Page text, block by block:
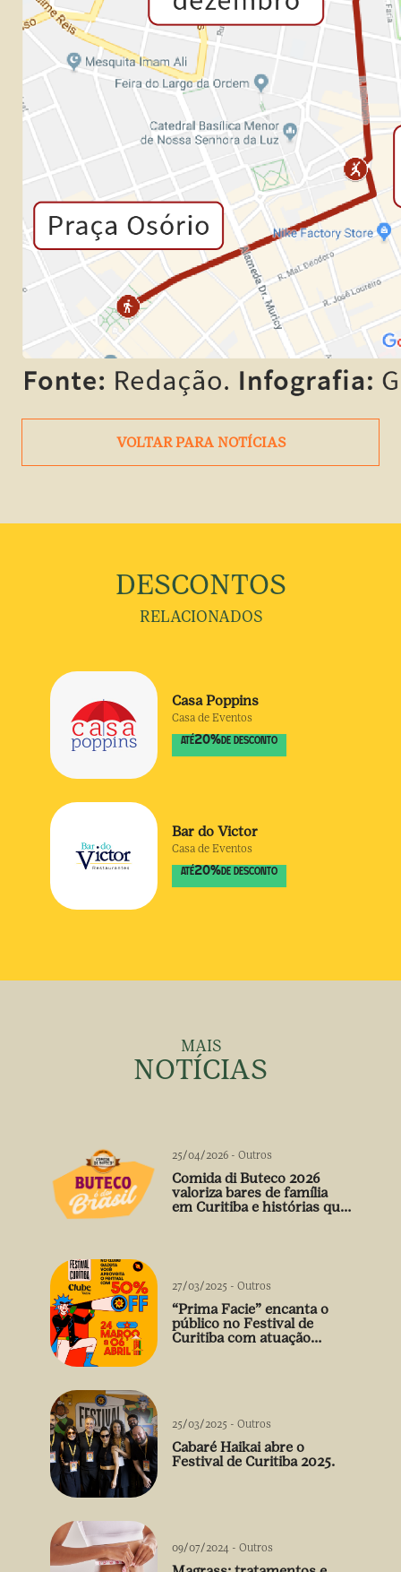
VOLTAR PARA NOTÍCIAS
DESCONTOS
RELACIONADOS
Casa Poppins
Casa de Eventos
ATÉ20% DE DESCONTO
Bar do Victor
Casa de Eventos
ATÉ20% DE DESCONTO
MAIS
NOTÍCIAS
25/04/2026 - Outros
Comida di Buteco 2026
valoriza bares de família
em Curitiba e histórias que
27/03/2025 - Outros
“Prima Facie” encanta o
público no Festival de
Curitiba com atuação
25/03/2025 - Outros
Cabaré Haikai abre o
Festival de Curitiba 2025.
09/07/2024 - Outros